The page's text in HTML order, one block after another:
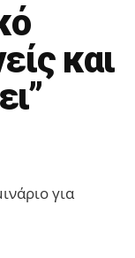
και
για